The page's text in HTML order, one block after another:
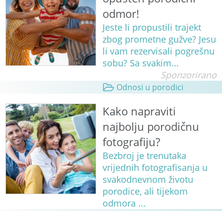
odmor!
Jeste li propustili trajekt
zbog prometne gužve? Jesu
li vam rezervisali pogrešnu
sobu? Sa svakim...
Sponzorirano
Odnosi u porodici
Kako napraviti
najbolju porodičnu
fotografiju?
Bezbroj je trenutaka
vrijednih fotografisanja u
svakodnevnom životu
porodice, ali tijekom
odmora ...